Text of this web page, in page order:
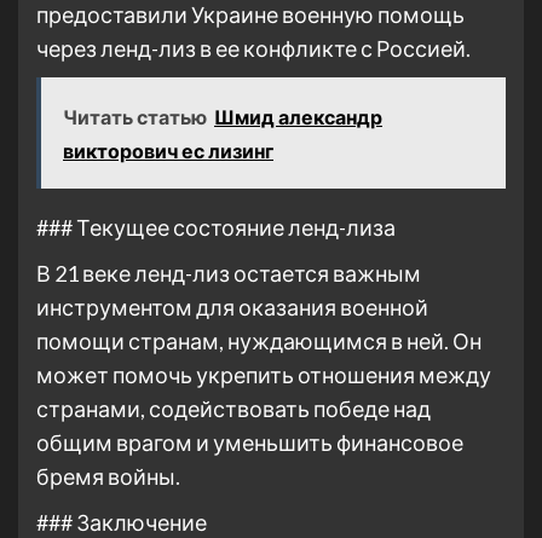
предоставили Украине военную помощь
через ленд-лиз в ее конфликте с Россией.
Читать статью Шмид александр
викторович ес лизинг
### Текущее состояние ленд-лиза
В 21 веке ленд-лиз остается важным
инструментом для оказания военной
помощи странам, нуждающимся в ней. Он
может помочь укрепить отношения между
странами, содействовать победе над
общим врагом и уменьшить финансовое
бремя войны.
### Заключение